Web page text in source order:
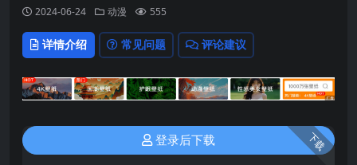
2024-06-24 动漫 555
详情介绍 常见问题 评论建议
下载
登录后下载